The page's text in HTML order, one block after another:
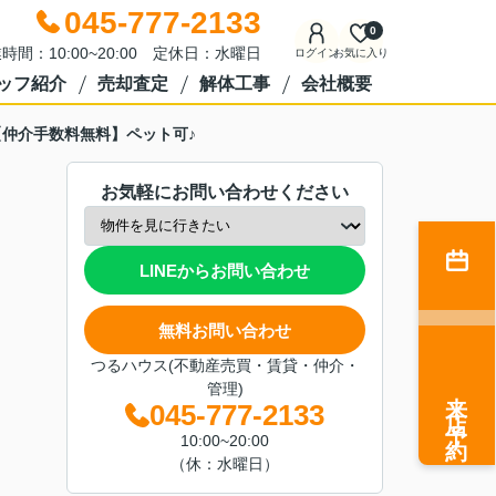
045-777-2133
間：10:00~20:00 定休日：水曜日 ログインお気に入り
0
フ紹介 売却査定 解体工事 会社概要
介手数料無料】ペット可♪
お気軽にお問い合わせください
LINEからお問い合わせ
無料お問い合わせ
つるハウス(不動産売買・賃貸・仲介・
管理)
045-777-2133
10:00~20:00
（休：水曜日）
来店予約